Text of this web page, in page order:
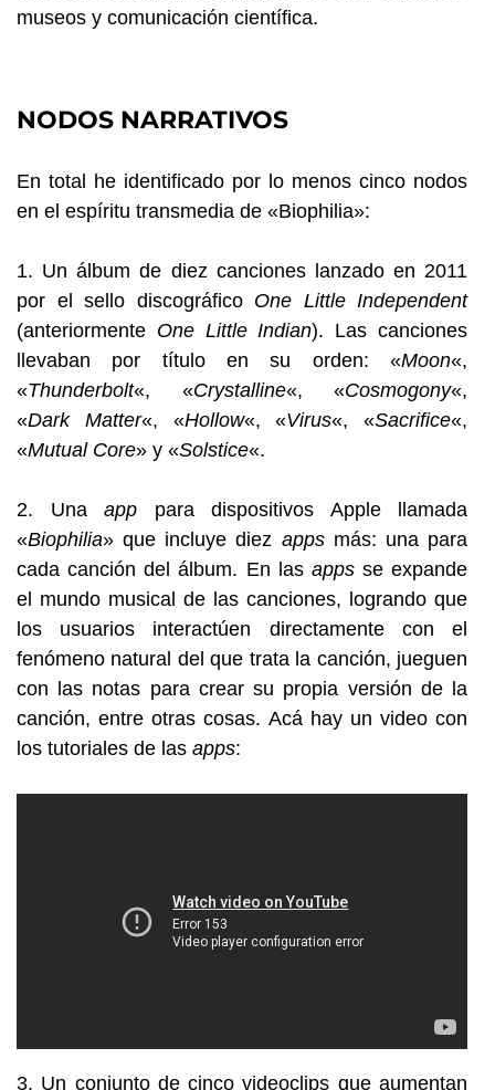
museos y comunicación científica.
NODOS NARRATIVOS
En total he identificado por lo menos cinco nodos
en el espíritu transmedia de «Biophilia»:
1. Un álbum de diez canciones lanzado en 2011
por el sello discográfico One Little Independent
(anteriormente One Little Indian). Las canciones
llevaban por título en su orden: «Moon«,
«Thunderbolt«, «Crystalline«, «Cosmogony«,
«Dark Matter«, «Hollow«, «Virus«, «Sacrifice«,
«Mutual Core» y «Solstice«.
2. Una app para dispositivos Apple llamada
«Biophilia» que incluye diez appsmás: una para
cada canción del álbum. En las appsse expande
el mundo musical de las canciones, logrando que
los usuarios interactúen directamente con el
fenómeno natural del que trata la canción, jueguen
con las notas para crear su propia versión de la
canción, entre otras cosas. Acá hay un video con
los tutoriales de las apps:
3. Un conjunto de cinco videoclips que aumentan